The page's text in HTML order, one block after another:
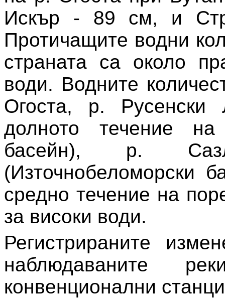
Искър - 89 см, и
Протичащите водни
страната са около
води. Водните
Огоста, р.
долното течение
басейн), р.
(Източнобеломорски
средно течение на
за високи води.
Регистрираните
наблюдаваните
конвенционални